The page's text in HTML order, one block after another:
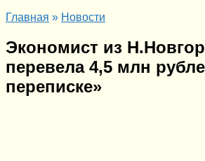
Главная » Новости
Экономист из
перевела 4,5 млн
переписке»